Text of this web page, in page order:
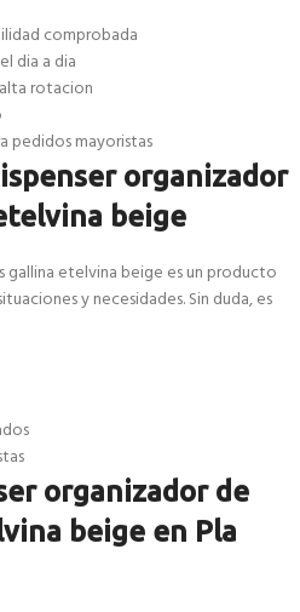
comprobada
dia a dia
rotacion
pedidos mayoristas
organizador
beige
gallina etelvina beige es un producto
y necesidades. Sin duda, es
organizador de
beige en Pla